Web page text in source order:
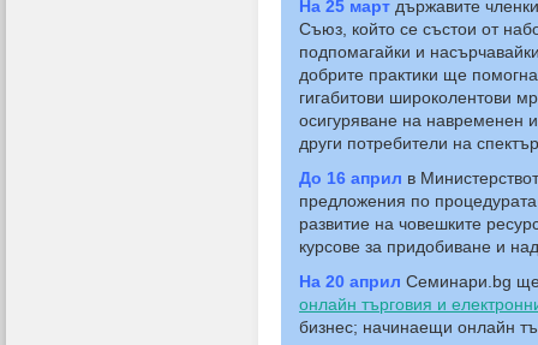
На 25 март държавите
Съюз, който се състои от
подпомагайки и
добрите практики ще
гигабитови широколентови
осигуряване на навременен
други потребители на
До 16 април в
предложения по
развитие на човешките
курсове за придобиване и
На 20 април Семинари.bg
онлайн търговия и
бизнес; начинаещи онлайн